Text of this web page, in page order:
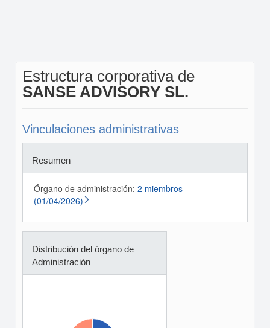
Estructura corporativa de
SANSE ADVISORY SL.
Vinculaciones administrativas
Resumen
Órgano de administración: 2 miembros
(01/04/2026)
Distribución del órgano de
Administración